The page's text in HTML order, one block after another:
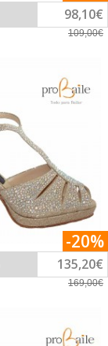
98,10€
109,00€
135,20€
169,00€
-20%